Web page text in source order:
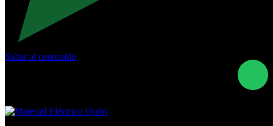
Saltar al contenido